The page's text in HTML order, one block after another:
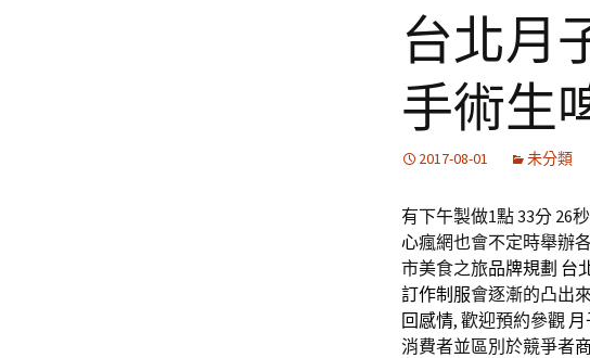
台北月
手術生
2017-08-01 未分類
有下午製做1點 33分 26秒
心瘋網也會不定時舉辦
市美食之旅品牌規劃 台
訂作制服會逐漸的凸出來
回感情, 歡迎預約參觀
消費者並區別於競爭者